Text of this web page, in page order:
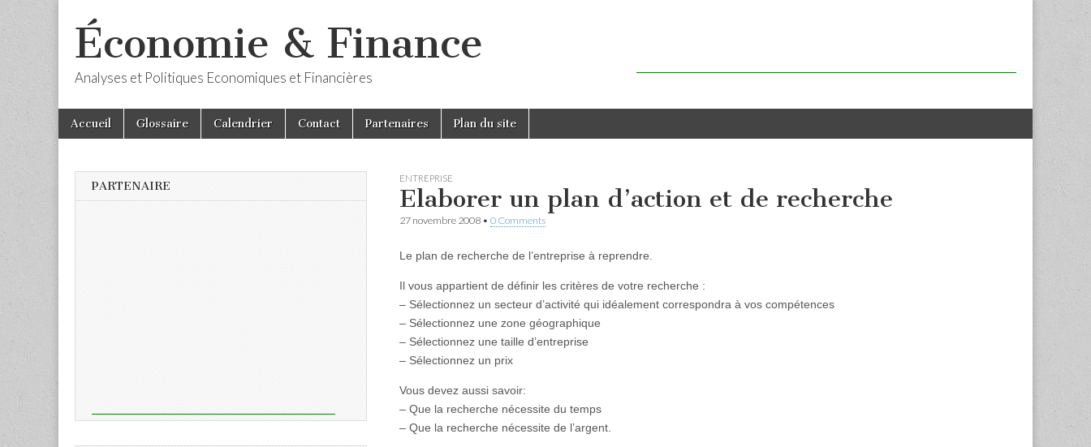
Économie & Finance
Analyses et Politiques Economiques et Financières
Main
menu
Skip
Accueil Glossaire Calendrier Contact Partenaires Plan du site
ENTREPRISE
Elaborer un plan d’action et de recherche
27 novembre 2008 •0 Comments
Le plan de recherche de l’entreprise à reprendre.
Il vous appartient de définir les critères de votre recherche :
– Sélectionnez un secteur d’activité qui idéalement correspondra à vos compétences
– Sélectionnez une zone géographique
– Sélectionnez une taille d’entreprise
– Sélectionnez un prix
Vous devez aussi savoir:
– Que la recherche nécessite du temps
– Que la recherche nécessite de l’argent.
PARTENAIRE